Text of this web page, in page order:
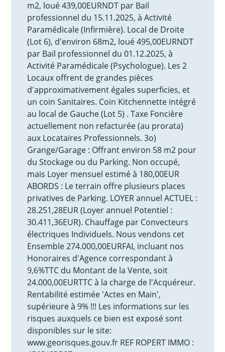
m2, loué 439,00EURNDT par Bail
professionnel du 15.11.2025, à Activité
Paramédicale (Infirmière). Local de Droite
(Lot 6), d'environ 68m2, loué 495,00EURNDT
par Bail professionnel du 01.12.2025, à
Activité Paramédicale (Psychologue). Les 2
Locaux offrent de grandes pièces
d'approximativement égales superficies, et
un coin Sanitaires. Coin Kitchennette intégré
au local de Gauche (Lot 5) . Taxe Foncière
actuellement non refacturée (au prorata)
aux Locataires Professionnels. 3o)
Grange/Garage : Offrant environ 58 m2 pour
du Stockage ou du Parking. Non occupé,
mais Loyer mensuel estimé à 180,00EUR
ABORDS : Le terrain offre plusieurs places
privatives de Parking. LOYER annuel ACTUEL :
28.251,28EUR (Loyer annuel Potentiel :
30.411,36EUR). Chauffage par Convecteurs
électriques Individuels. Nous vendons cet
Ensemble 274.000,00EURFAI, incluant nos
Honoraires d'Agence correspondant à
9,6%TTC du Montant de la Vente, soit
24.000,00EURTTC à la charge de l'Acquéreur.
Rentabilité estimée 'Actes en Main',
supérieure à 9% !!! Les informations sur les
risques auxquels ce bien est exposé sont
disponibles sur le site:
www.georisques.gouv.fr REF ROPERT IMMO :